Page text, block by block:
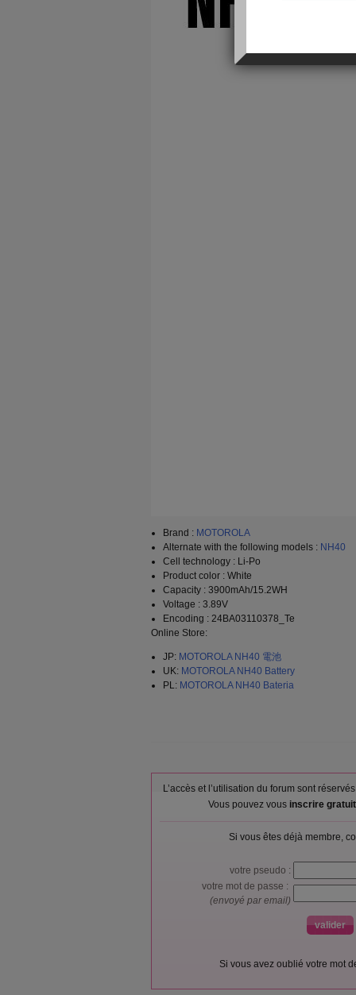
Brand : MOTOROLA
Alternate with the following models : NH40
Cell technology : Li-Po
Product color : White
Capacity : 3900mAh/15.2WH
Voltage : 3.89V
Encoding : 24BA03110378_Te
Online Store:
JP: MOTOROLA NH40 電池
UK: MOTOROLA NH40 Battery
PL: MOTOROLA NH40 Bateria
L’accès et l’utilisation du forum sont
Vous pouvez vous inscrire
Si vous êtes déjà membre,
votre pseudo :
votre mot de passe :
(envoyé par email)
Si vous avez oublié votre mot